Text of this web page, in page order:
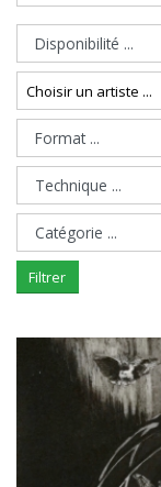
Choisir un artiste ...
Filtrer